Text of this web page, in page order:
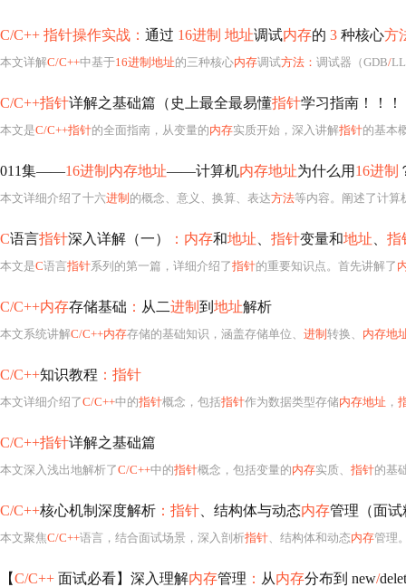
C/C++ 指针操作实战： 通过 16进制 地址调试内存的 3 种核心方
本文详解C/C++中基于16进制地址的三种核心内存调试方法： 调试器（GDB/
C/C++指针详解之基础篇（史上最全最易懂指针学习指南！！！
本文是C/C++指针的全面指南，从变量的内存实质开始，深入讲解指针的基本
011集——16进制内存地址——计算机内存地址为什么用 16进制
本文详细介绍了十六进制 的概念、意义、换算、表达方法等内容。阐述了计算
C语言指针深入详解（一） ：内存和地址 指针变量和地址 指
本文是C语言指针系列的第一篇，详细介绍了指针的重要知识点。首先讲解了
C/C++内存存储基础 ： 从二进制 到 地址解析
本文系统讲解C/C++内存存储的基础知识，涵盖存储单位、 进制 转换、 内存地
C/C++知识教程 ：指针
本文详细介绍了C/C++中的指针概念，包括指针作为数据类型存储内存地址 ，
C/C++指针详解之基础篇
本文深入浅出地解析了C/C++中的指针概念，包括变量的内存实质、 指针的基
C/C++核心机制深度解析 ：指针 、结构体与动态内存管理（面试
本文聚焦C/C++语言，结合面试场景，深入剖析指针、结构体和动态内存管理
【C/C++ 面试必看】深入理解内存管理 ： 从内存分布到 new/